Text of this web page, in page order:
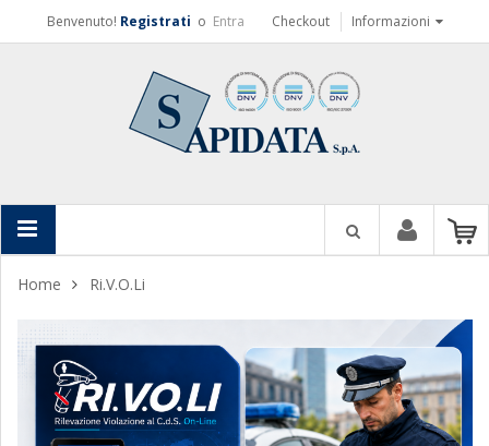
Benvenuto! Registrati o Entra Checkout Informazioni
Home Ri.V.O.Li